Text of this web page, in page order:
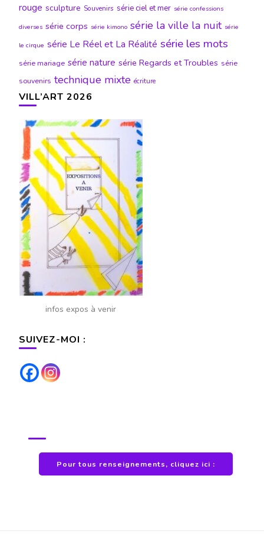
rouge sculpture Souvenirs série ciel et mer série confessions
diverses série corps série kimono série la ville la nuit série
le cirque série Le Réel et La Réalité série les mots
série mariage série nature série Regards et Troubles série
souvenirs technique mixte écriture
VILL’ART 2026
infos expos à venir
SUIVEZ-MOI :
Pour tous renseignements, cliquez ici :